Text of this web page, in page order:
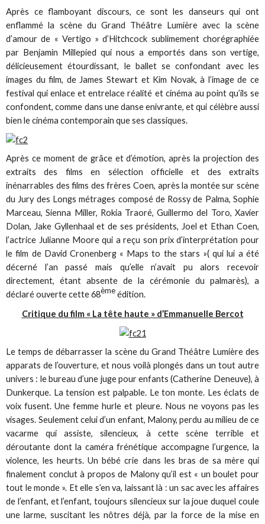
Après ce flamboyant discours, ce sont les danseurs qui ont
enflammé la scène du Grand Théâtre Lumière avec la scène
d’amour de « Vertigo » d’Hitchcock sublimement chorégraphiée
par Benjamin Millepied qui nous a emportés dans son vertige,
délicieusement étourdissant, le ballet se confondant avec les
images du film, de James Stewart et Kim Novak, à l’image de ce
festival qui enlace et entrelace réalité et cinéma au point qu’ils se
confondent, comme dans une danse enivrante, et qui célèbre aussi
bien le cinéma contemporain que ses classiques.
Après ce moment de grâce et d’émotion, après la projection des
extraits des films en sélection officielle et des extraits
inénarrables des films des frères Coen, après la montée sur scène
du Jury des Longs métrages composé de Rossy de Palma, Sophie
Marceau, Sienna Miller, Rokia Traoré, Guillermo del Toro, Xavier
Dolan, Jake Gyllenhaal et de ses présidents, Joel et Ethan Coen,
l’actrice Julianne Moore qui a reçu son prix d’interprétation pour
le film de David Cronenberg « Maps to the stars »( qui lui a été
décerné l’an passé mais qu’elle n’avait pu alors recevoir
directement, étant absente de la cérémonie du palmarès), a
déclaré ouverte cette 68èmeédition.
Critique du film « La tête haute » d’Emmanuelle Bercot
Le temps de débarrasser la scène du Grand Théâtre Lumière des
apparats de l’ouverture, et nous voilà plongés dans un tout autre
univers : le bureau d’une juge pour enfants (Catherine Deneuve), à
Dunkerque. La tension est palpable. Le ton monte. Les éclats de
voix fusent. Une femme hurle et pleure. Nous ne voyons pas les
visages. Seulement celui d’un enfant, Malony, perdu au milieu de ce
vacarme qui assiste, silencieux, à cette scène terrible et
déroutante dont la caméra frénétique accompagne l’urgence, la
violence, les heurts. Un bébé crie dans les bras de sa mère qui
finalement conclut à propos de Malony qu’il est « un boulet pour
tout le monde ». Et elle s’en va, laissant là : un sac avec les affaires
de l’enfant, et l’enfant, toujours silencieux sur la joue duquel coule
une larme, suscitant les nôtres déjà, par la force de la mise en